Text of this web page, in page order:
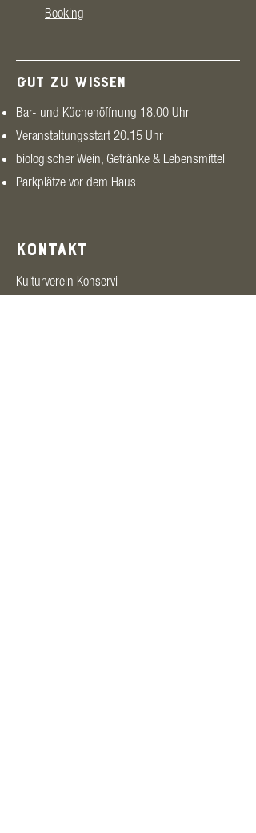
Booking
GUT ZU WISSEN
Bar- und Küchenöffnung 18.00 Uhr
Veranstaltungsstart 20.15 Uhr
biologischer Wein, Getränke & Lebensmittel
Parkplätze vor dem Haus
KONTAKT
Kulturverein Konservi